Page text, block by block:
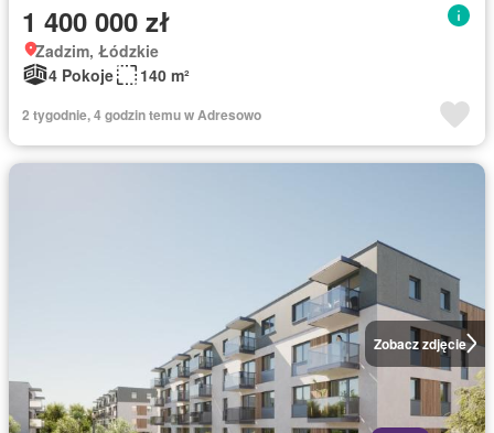
1 400 000 zł
Zadzim, Łódzkie
4 Pokoje
140 m²
2 tygodnie, 4 godzin temu w Adresowo
Zobacz zdjęcie